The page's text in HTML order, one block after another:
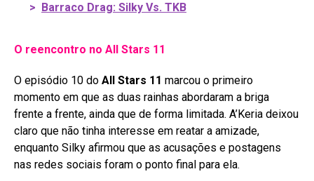
> Barraco Drag: Silky Vs. TKB
O reencontro no All Stars 11
O episódio 10 do All Stars 11 marcou o primeiro
momento em que as duas rainhas abordaram a briga
frente a frente, ainda que de forma limitada. A’Keria deixou
claro que não tinha interesse em reatar a amizade,
enquanto Silky afirmou que as acusações e postagens
nas redes sociais foram o ponto final para ela.